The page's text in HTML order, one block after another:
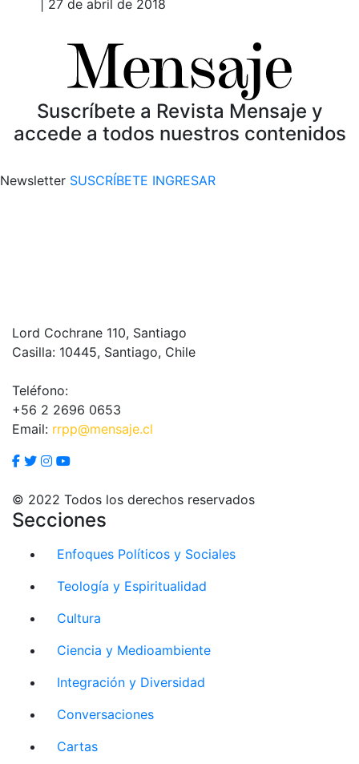
| 27 de abril de 2018
Suscríbete a Revista Mensaje y
accede a todos nuestros contenidos
Newsletter SUSCRÍBETE INGRESAR
Lord Cochrane 110, Santiago
Casilla: 10445, Santiago, Chile
Teléfono:
+56 2 2696 0653
Email: rrpp@mensaje.cl
© 2022 Todos los derechos reservados
Secciones
Enfoques Políticos y Sociales
Teología y Espiritualidad
Cultura
Ciencia y Medioambiente
Integración y Diversidad
Conversaciones
Cartas